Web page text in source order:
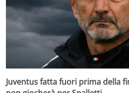
Juventus fatta fuori prima della